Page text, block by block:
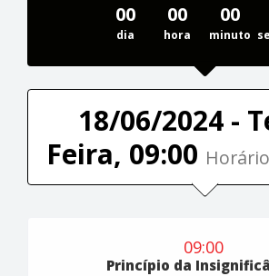
00
dia
00
hora
00
minuto
18/06/2024 -
Feira, 09:00
09:00
Princípio da